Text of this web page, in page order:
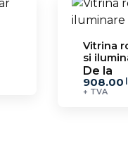
Vitrina
si
2.2
De la
908.00
+ TVA